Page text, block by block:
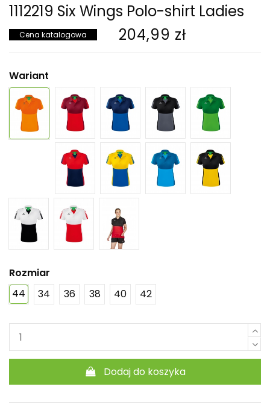
1112219 Six Wings Polo-shirt Ladies
Cena katalogowa 204,99 zł
Wariant
Rozmiar
44
34 36 38 40 42
Dodaj do koszyka